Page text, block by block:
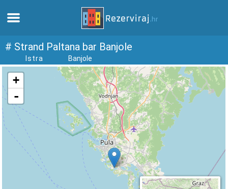
Zuhause
Apartments
Touristeninformation
Strände
webcams
Treffen Sie Kroatien
# Strand Paltana bar Banjole
Istra Banjole